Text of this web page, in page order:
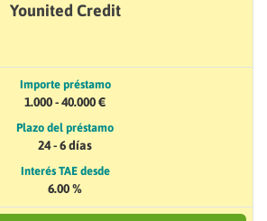
Younited Credit
Importe préstamo
1.000 - 40.000 €
Plazo del préstamo
24 - 6 días
Interés TAE desde
6.00 %